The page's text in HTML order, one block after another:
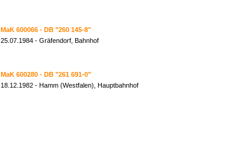
MaK 600066 - DB "260 145-8"
25.07.1984 - Gräfendorf, Bahnhof
MaK 600280 - DB "261 691-0"
18.12.1982 - Hamm (Westfalen), Hauptbahnhof